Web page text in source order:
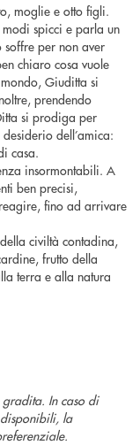
moglie e otto figli.
spicci e parla un
per non aver
chiaro cosa vuole
Giuditta si
prendendo
si prodiga per
dell’amica:
casa.
insormontabili. A
ben precisi,
fino ad arrivare
civiltà contadina,
frutto della
terra e alla natura
In caso di
la